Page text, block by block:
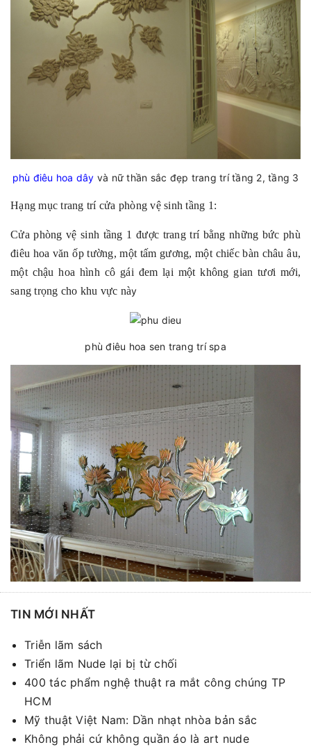
phù điêu hoa dây và nữ thần sắc đẹp trang trí tầng 2, tầng 3
Hạng mục trang trí cửa phòng vệ sinh tầng 1:
Cửa phòng vệ sinh tầng 1 được trang trí bằng những bức phù
điêu hoa văn ốp tường, một tấm gương, một chiếc bàn châu âu,
một chậu hoa hình cô gái đem lại một không gian tươi mới,
sang trọng cho khu vực này
phù điêu hoa sen trang trí spa
TIN MỚI NHẤT
Triễn lãm sách
Triển lãm Nude lại bị từ chối
400 tác phẩm nghệ thuật ra mắt công chúng TP
HCM
Mỹ thuật Việt Nam: Dần nhạt nhòa bản sắc
Không phải cứ không quần áo là art nude